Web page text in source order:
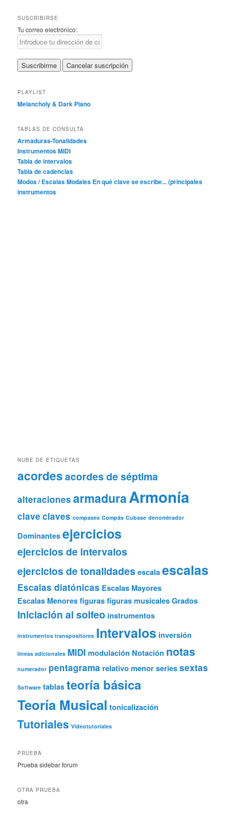
SUSCRIBIRSE
Tu correo electrónico:
PLAYLIST
Melancholy & Dark Piano
TABLAS DE CONSULTA
Armaduras-Tonalidades
Instrumentos MIDI
Tabla de intervalos
Tabla de cadencias
Modos / Escalas Modales En qué clave se escribe... (principales
instrumentos
NUBE DE ETIQUETAS
acordesacordes de séptima
alteraciones armaduraArmonía
clave claves compases Compás Cubase denominador
Dominantes ejercicios
ejercicios de intervalos
ejercicios de tonalidades escala escalas
Escalas diatónicas Escalas Mayores
Escalas Menores figuras figuras musicales Grados
Iniciación al solfeo instrumentos
instrumentos transpositores Intervalos inversión
líneas adicionales MIDI modulación Notación notas
numerador pentagrama relativo menor series sextas
Software tablas teoría básica
Teoría Musical tonicalización
Tutoriales Videotutoriales
PRUEBA
Prueba sidebar forum
OTRA PRUEBA
otra